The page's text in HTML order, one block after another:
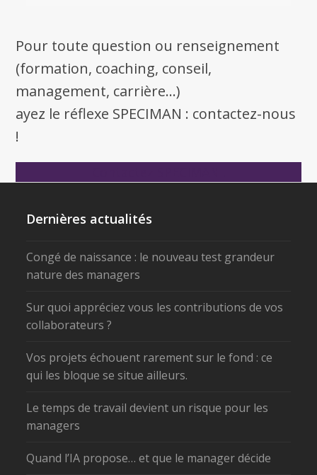
Pour toute question ou renseignement
(formation, coaching, conseil,
management, carrière...)
ayez le réflexe SPECIMAN : contactez-nous
!
Dernières actualités
Congé de naissance : le nouveau test grandeur
nature des managers
Sur quoi appréciez vous les contributions de vos
collaborateurs ?
Vos projets échouent rarement sur le fond : ce
qui les bloque se situe ailleurs.
Le temps de travail devient un risque pour les
managers
Quand l’IA propose… et que le manager décide